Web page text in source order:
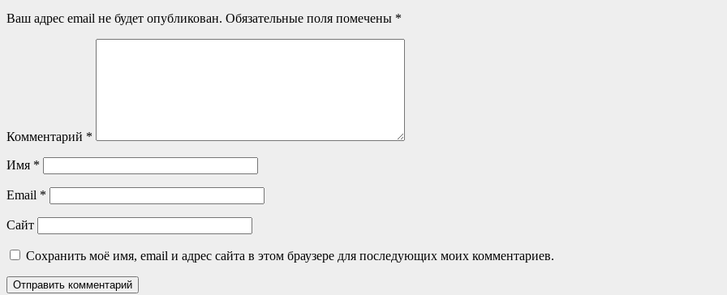
Ваш адрес email не будет опубликован. Обязательные поля помечены *
Комментарий *
Имя *
Email *
Сайт
Сохранить моё имя, email и адрес сайта в этом браузере для последующих моих комментариев.